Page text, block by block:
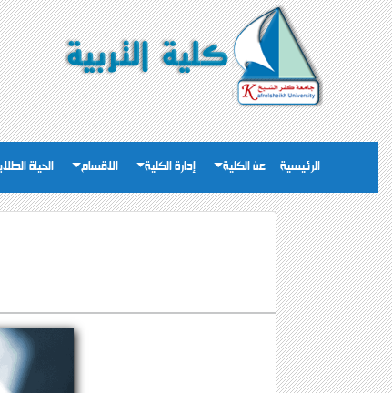
الرئيسية عن الكلية إدارة الكلية الاقسام الحياة